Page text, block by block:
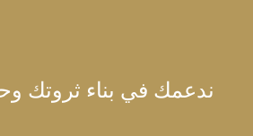
ندعمك في بناء ثروتك